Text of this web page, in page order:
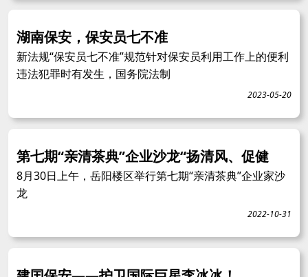
湖南保安，保安员七不准
新法规“保安员七不准”规范针对保安员利用工作上的便利
违法犯罪时有发生，国务院法制
2023-05-20
第七期“亲清茶典”企业沙龙“扬清风、促健
8月30日上午，岳阳楼区举行第七期“亲清茶典”企业家沙
龙
2022-10-31